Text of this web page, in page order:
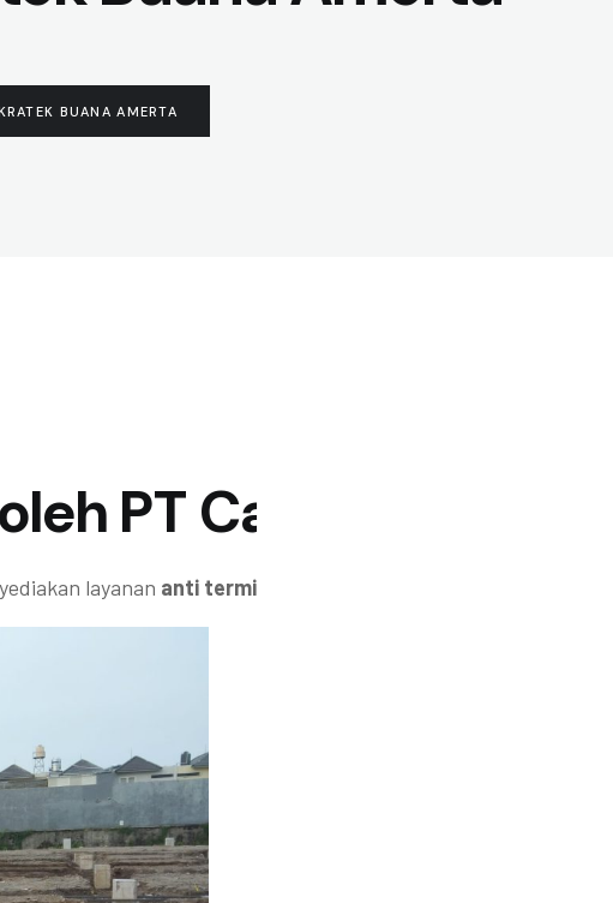
BUANA AMERTA
PT Cakratek
layanan anti termite